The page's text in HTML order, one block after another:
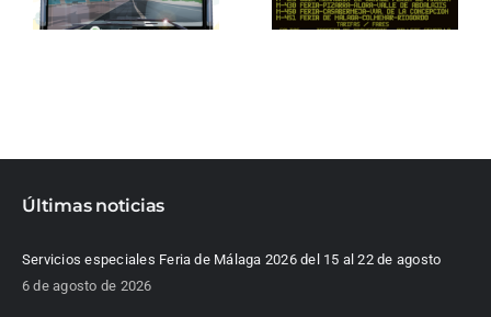
Últimas noticias
Servicios especiales Feria de Málaga 2026 del 15 al 22 de agosto
6 de agosto de 2026